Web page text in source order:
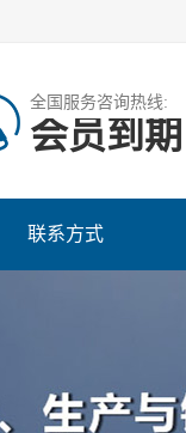
全国服务咨询热线:
会员到期
联系方式